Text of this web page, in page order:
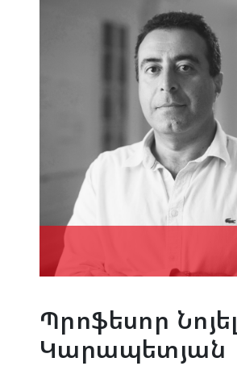
Պրոֆեսոր Նոյել
Կարապետյան